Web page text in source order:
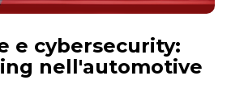
e cybersecurity:
nell'automotive